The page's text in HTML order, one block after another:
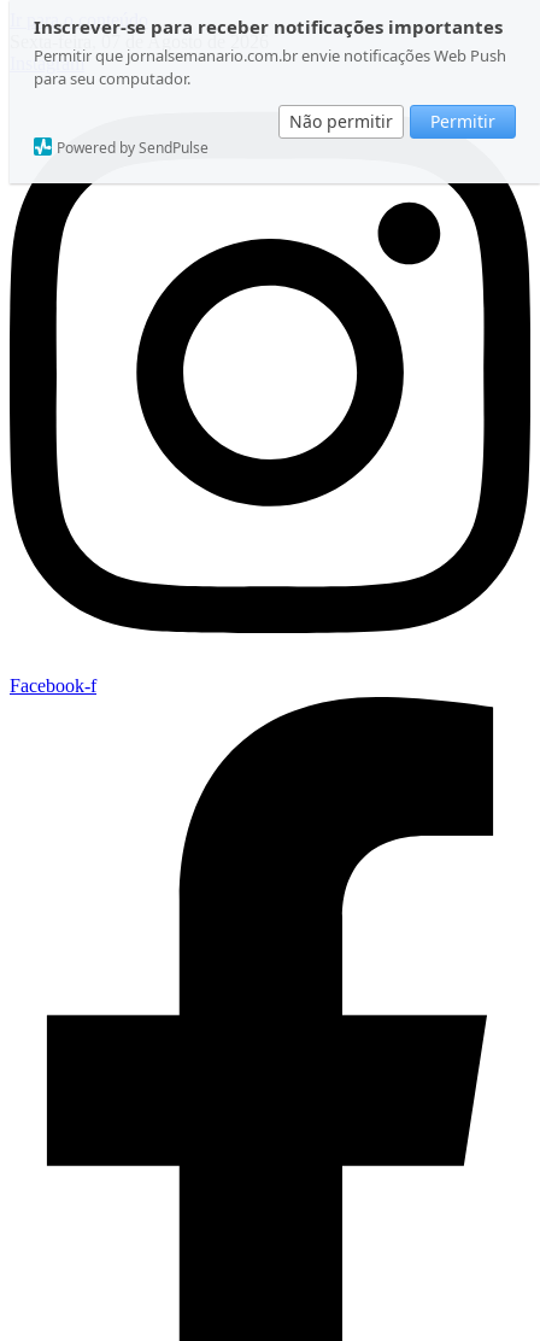
Inscrever-se para receber notificações importantes
Permitir que jornalsemanario.com.br envie notificações Web Push
para seu computador.
Não permitir Permitir
Powered by SendPulse
Ir para o conteúdo
Sexta-feira, 07 de Agosto de 2026
Instagram
Facebook-f